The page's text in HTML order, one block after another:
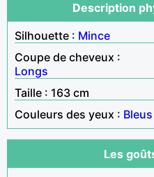
Description
Silhouette : Mince
Coupe de cheveux :
Longs
Taille : 163 cm
Couleurs des yeux : Bleus
Les